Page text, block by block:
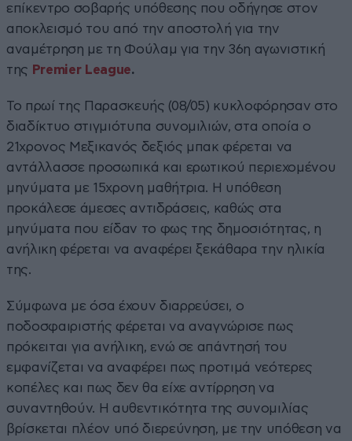
επίκεντρο σοβαρής υπόθεσης που οδήγησε στον
αποκλεισμό του από την αποστολή για την
αναμέτρηση με τη Φούλαμ για την 36η αγωνιστική
της Premier League.
Το πρωί της Παρασκευής (08/05) κυκλοφόρησαν στο
διαδίκτυο στιγμιότυπα συνομιλιών, στα οποία ο
21χρονος Μεξικανός δεξιός μπακ φέρεται να
αντάλλασσε προσωπικά και ερωτικού περιεχομένου
μηνύματα με 15χρονη μαθήτρια. Η υπόθεση
προκάλεσε άμεσες αντιδράσεις, καθώς στα
μηνύματα που είδαν το φως της δημοσιότητας, η
ανήλικη φέρεται να αναφέρει ξεκάθαρα την ηλικία
της.
Σύμφωνα με όσα έχουν διαρρεύσει, ο
ποδοσφαιριστής φέρεται να αναγνώρισε πως
πρόκειται για ανήλικη, ενώ σε απάντησή του
εμφανίζεται να αναφέρει πως προτιμά νεότερες
κοπέλες και πως δεν θα είχε αντίρρηση να
συναντηθούν. Η αυθεντικότητα της συνομιλίας
βρίσκεται πλέον υπό διερεύνηση, με την υπόθεση να